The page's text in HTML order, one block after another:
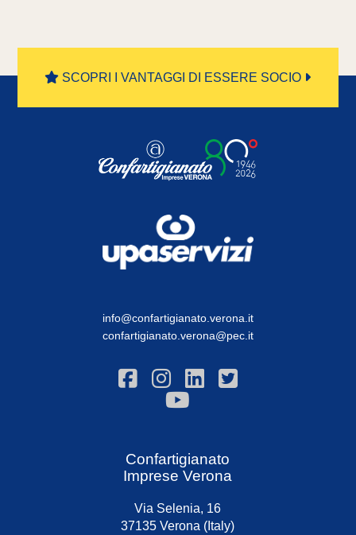
SCOPRI I VANTAGGI DI ESSERE SOCIO
info@confartigianato.verona.it
confartigianato.verona@pec.it
Confartigianato
Imprese Verona
Via Selenia, 16
37135 Verona (Italy)